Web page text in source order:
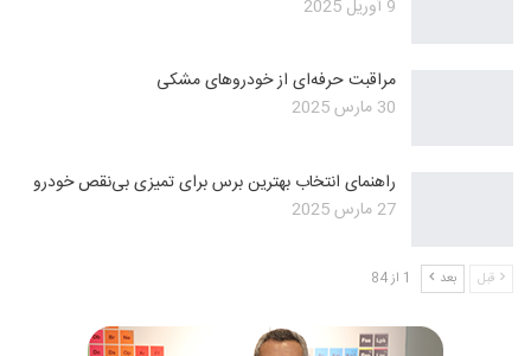
9 آوریل 2025
مراقبت حرفه‌ای از خودروهای مشکی
30 مارس 2025
راهنمای انتخاب بهترین برس برای تمیزی بی‌نقص خودرو
27 مارس 2025
قبل بعد 1 از 84